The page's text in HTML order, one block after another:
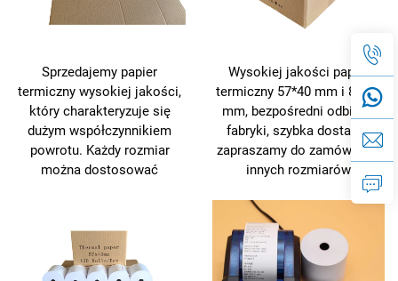
Sprzedajemy papier
termiczny wysokiej jakości,
który charakteryzuje się
dużym współczynnikiem
powrotu. Każdy rozmiar
można dostosować
Wysokiej jakości papier
termiczny 57*40 mm i 80*80
mm, bezpośredni odbiór z
fabryki, szybka dostawa,
zapraszamy do zamówienia
innych rozmiarów